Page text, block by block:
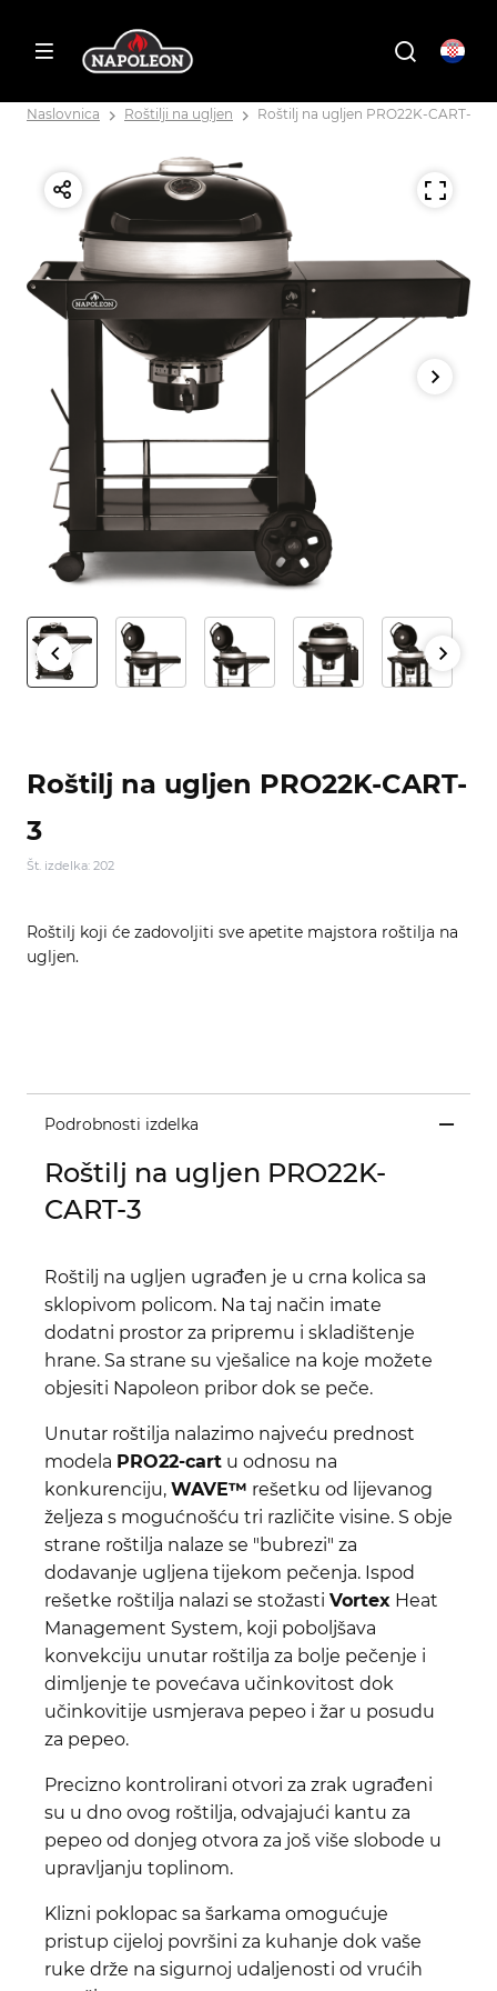
Naslovnica Roštilji na ugljen Roštilj na ugljen PRO22K-CART-3
Roštilj na ugljen PRO22K-CART-
3
Št. izdelka: 202
Roštilj koji će zadovoljiti sve apetite majstora roštilja na
ugljen.
Podrobnosti izdelka
Roštilj na ugljen PRO22K-
CART-3
Roštilj na ugljen ugrađen je u crna kolica sa
sklopivom policom. Na taj način imate
dodatni prostor za pripremu i skladištenje
hrane. Sa strane su vješalice na koje možete
objesiti Napoleon pribor dok se peče.
Unutar roštilja nalazimo najveću prednost
modela PRO22-cart u odnosu na
konkurenciju, WAVE™ rešetku od lijevanog
željeza s mogućnošću tri različite visine. S obje
strane roštilja nalaze se "bubrezi" za
dodavanje ugljena tijekom pečenja. Ispod
rešetke roštilja nalazi se stožasti Vortex Heat
Management System, koji poboljšava
konvekciju unutar roštilja za bolje pečenje i
dimljenje te povećava učinkovitost dok
učinkovitije usmjerava pepeo i žar u posudu
za pepeo.
Precizno kontrolirani otvori za zrak ugrađeni
su u dno ovog roštilja, odvajajući kantu za
pepeo od donjeg otvora za još više slobode u
upravljanju toplinom.
Klizni poklopac sa šarkama omogućuje
pristup cijeloj površini za kuhanje dok vaše
ruke drže na sigurnoj udaljenosti od vrućih